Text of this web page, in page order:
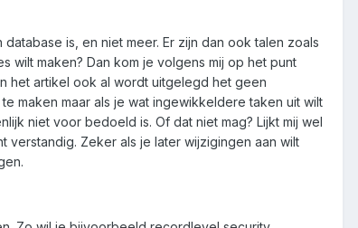
is, en niet meer. Er zijn dan ook talen zoals
wilt maken? Dan kom je volgens mij op het punt
het artikel ook al wordt uitgelegd het geen
maken maar als je wat ingewikkeldere taken uit wilt
niet voor bedoeld is. Of dat niet mag? Lijkt mij wel
verstandig. Zeker als je later wijzigingen aan wilt